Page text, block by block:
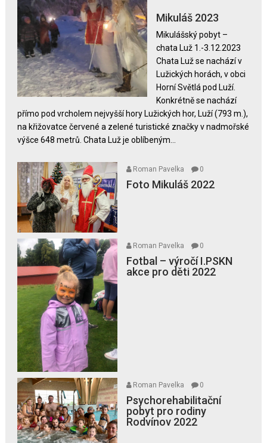
textu
názvem
Mikuláš
2023
Mikuláš 2023
Mikulášský pobyt –
chata Luž 1.-3.12.2023
Chata Luž se nachází v
Lužických horách, v obci
Horní Světlá pod Luží.
Konkrétně se nachází
přímo pod vrcholem nejvyšší hory Lužických hor, Luží (793 m.),
na křižovatce červené a zelené turistické značky v nadmořské
výšce 648 metrů. Chata Luž je oblíbeným...
Roman Pavelka 0
Foto Mikuláš 2022
Roman Pavelka 0
Fotbal – výročí I.PSKN
akce pro děti 2022
Roman Pavelka 0
Psychorehabilitační
pobyt pro rodiny
Rodvínov 2022